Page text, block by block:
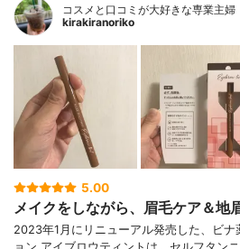
コスメと口コミが大好きな専業主婦
kirakiranoriko
5.00
メイクをしながら、眉毛ケア＆地
2023年1月にリニューアル発売した、ビ